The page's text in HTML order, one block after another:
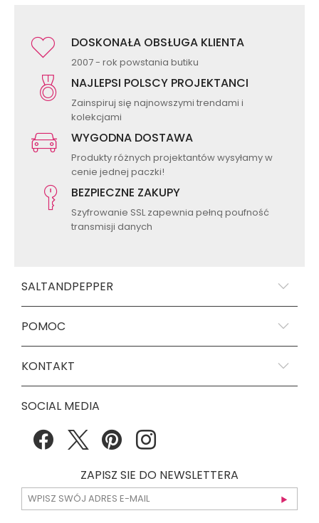
DOSKONAŁA OBSŁUGA KLIENTA
2007 - rok powstania butiku
NAJLEPSI POLSCY PROJEKTANCI
Zainspiruj się najnowszymi trendami i
kolekcjami
WYGODNA DOSTAWA
Produkty różnych projektantów wysyłamy w
cenie jednej paczki!
BEZPIECZNE ZAKUPY
Szyfrowanie SSL zapewnia pełną poufność
transmisji danych
SALTANDPEPPER
POMOC
KONTAKT
SOCIAL MEDIA
ZAPISZ SIE DO NEWSLETTERA